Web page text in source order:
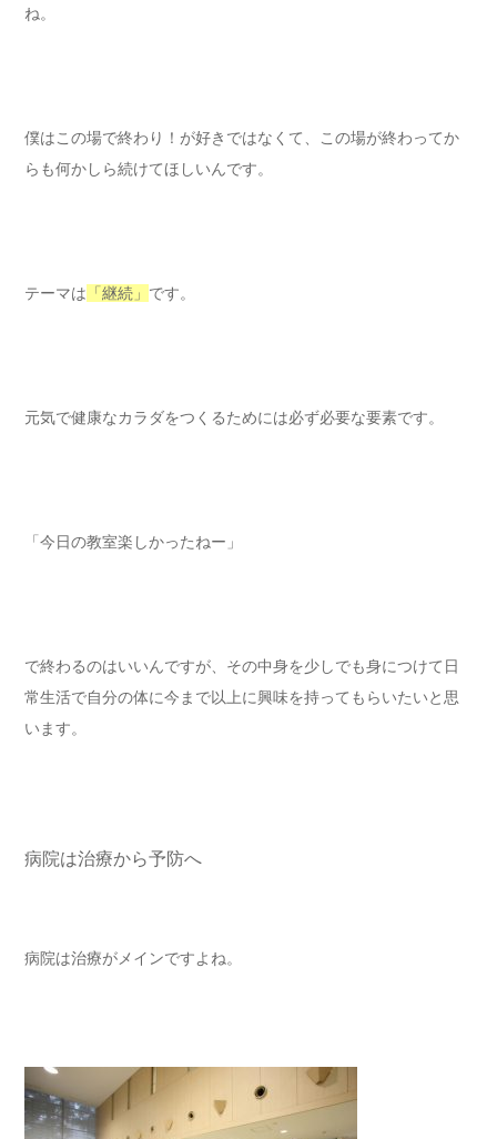
ね。
僕はこの場で終わり！が好きではなくて、この場が終わってか
らも何かしら続けてほしいんです。
テーマは 「継続」 です。
元気で健康なカラダをつくるためには必ず必要な要素です。
「今日の教室楽しかったねー」
で終わるのはいいんですが、その中身を少しでも身につけて日
常生活で自分の体に今まで以上に興味を持ってもらいたいと思
います。
病院は治療から予防へ
病院は治療がメインですよね。